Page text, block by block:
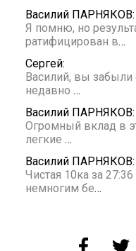
Василий ПАРНЯКОВ:
Я помню, но
ратифицирован в…
Сергей:
Василий, вы забыли
недавно …
Василий ПАРНЯКОВ:
Огромный вклад в
легкие …
Василий ПАРНЯКОВ:
Чистая 10ка за
немногим бе…